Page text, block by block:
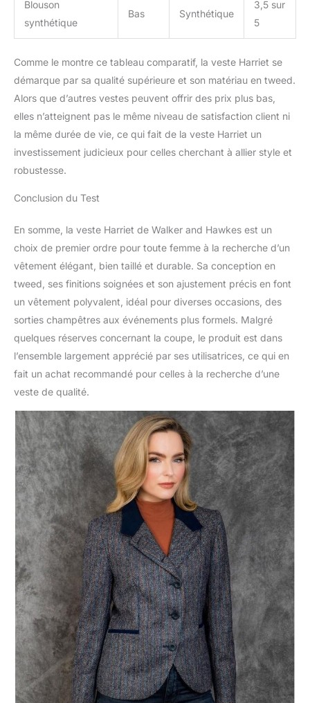
Blouson
synthétique
Bas Synthétique
3,5 sur
5
Comme le montre ce tableau comparatif, la veste Harriet se
démarque par sa qualité supérieure et son matériau en tweed.
Alors que d’autres vestes peuvent offrir des prix plus bas,
elles n’atteignent pas le même niveau de satisfaction client ni
la même durée de vie, ce qui fait de la veste Harriet un
investissement judicieux pour celles cherchant à allier style et
robustesse.
Conclusion du Test
En somme, la veste Harriet de Walker and Hawkes est un
choix de premier ordre pour toute femme à la recherche d’un
vêtement élégant, bien taillé et durable. Sa conception en
tweed, ses finitions soignées et son ajustement précis en font
un vêtement polyvalent, idéal pour diverses occasions, des
sorties champêtres aux événements plus formels. Malgré
quelques réserves concernant la coupe, le produit est dans
l’ensemble largement apprécié par ses utilisatrices, ce qui en
fait un achat recommandé pour celles à la recherche d’une
veste de qualité.